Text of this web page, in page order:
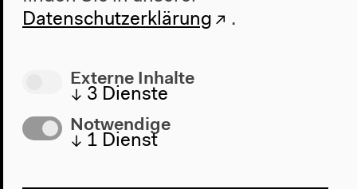
Datenschutzerklärung
.
Externe Inhalte
↓ 3 Dienste
Notwendige
↓ 1 Dienst